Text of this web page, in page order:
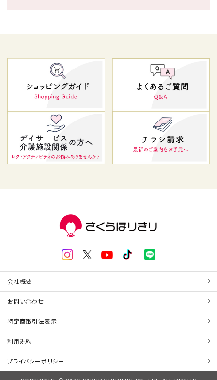
会社概要
お問い合わせ
特定商取引法表示
利用規約
プライバシーポリシー